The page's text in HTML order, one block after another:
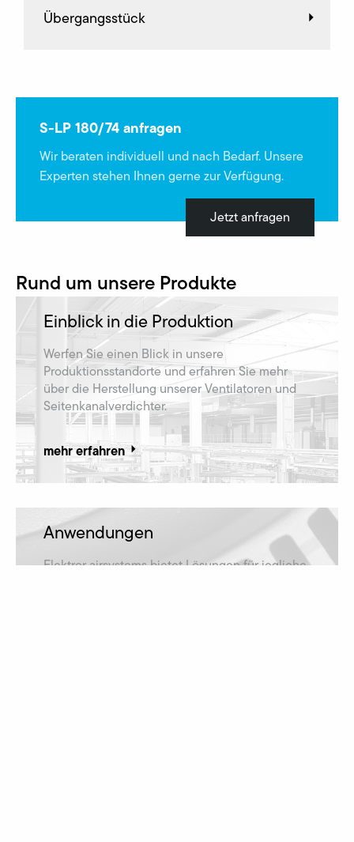
Übergangsstück
S-LP 180/74 anfragen
Wir beraten individuell und nach Bedarf. Unsere
Experten stehen Ihnen gerne zur Verfügung.
Jetzt anfragen
Rund um unsere Produkte
Einblick in die Produktion
Werfen Sie einen Blick in unsere
Produktionsstandorte und erfahren Sie mehr
über die Herstellung unserer Ventilatoren und
Seitenkanalverdichter.
mehr erfahren
Anwendungen
Elektror airsystems bietet Lösungen für jegliche